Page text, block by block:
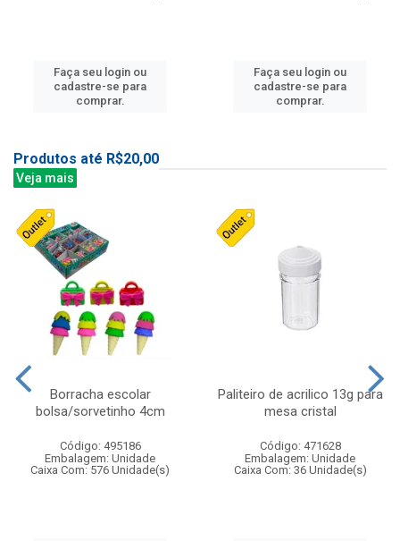
Faça seu login ou
cadastre-se para
comprar.
Faça seu login ou
cadastre-se para
comprar.
Produtos até R$20,00
Veja mais
Borracha escolar
bolsa/sorvetinho 4cm
Código: 495186
Embalagem: Unidade
Caixa Com: 576 Unidade(s)
Paliteiro de acrilico 13g para
mesa cristal
Código: 471628
Embalagem: Unidade
Caixa Com: 36 Unidade(s)